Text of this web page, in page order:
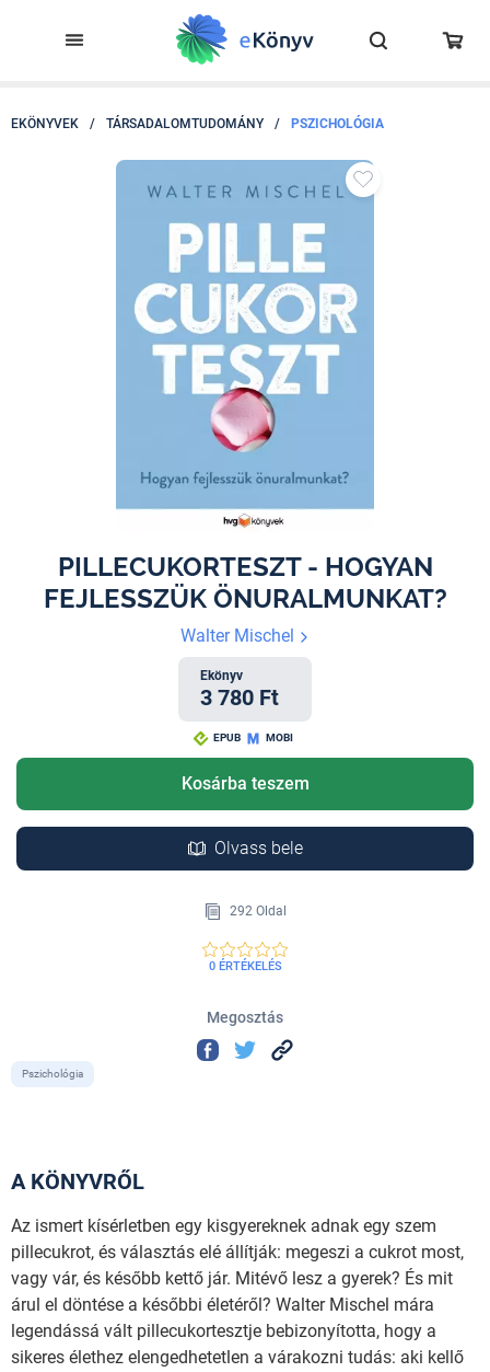
EKÖNYVEK / TÁRSADALOMTUDOMÁNY / PSZICHOLÓGIA
PILLECUKORTESZT - HOGYAN
FEJLESSZÜK ÖNURALMUNKAT?
Walter Mischel
Ekönyv
3 780 Ft
EPUB MOBI
Kosárba teszem
Olvass bele
292 Oldal
0 ÉRTÉKELÉS
Megosztás
Pszichológia
A KÖNYVRŐL
Az ismert kísérletben egy kisgyereknek adnak egy szem
pillecukrot, és választás elé állítják: megeszi a cukrot most,
vagy vár, és később kettő jár. Mitévő lesz a gyerek? És mit
árul el döntése a későbbi életéről? Walter Mischel mára
legendássá vált pillecukortesztje bebizonyította, hogy a
sikeres élethez elengedhetetlen a várakozni tudás: aki kellő